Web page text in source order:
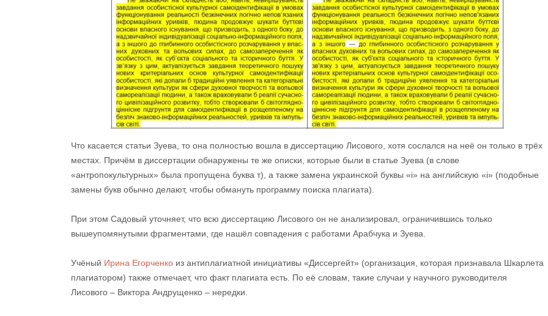
Что касается статьи Зуева, то она полностью вошла в диссертацию Лисового, хотя сослался на неё он только в трёх
местах. Причём в диссертации обнаружены те же описки, которые были в статье Зуева (в слове
«антропокультурных» была пропущена буква т), а также замена украинской буквы «і» на английскую «i» (подобные
замены букв обычно делают, чтобы обмануть программу поиска плагиата).
При этом Садовый уточняет, что всю диссертацию Лисового он не анализировал, ограничившись только
вышеупомянутыми фрагментами, где нашёл совпадения с работами Арабчука и Зуева.
Учёный Ирина Егорченко из антиплагиатной инициативы «Диссергейт» (организация, которая признавала Шкарлета
плагиатором) также отмечает, что факт плагиата есть. По её словам, такие случаи у научного руководителя
Лисового – Виктора Андрущенко – нередки.